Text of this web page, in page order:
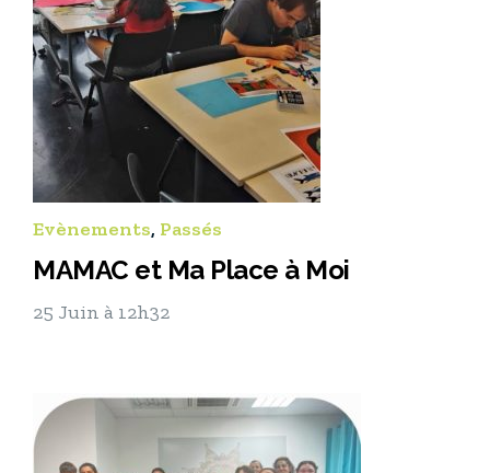
Evènements, Passés
MAMAC et Ma Place à Moi
25 Juin à 12h32